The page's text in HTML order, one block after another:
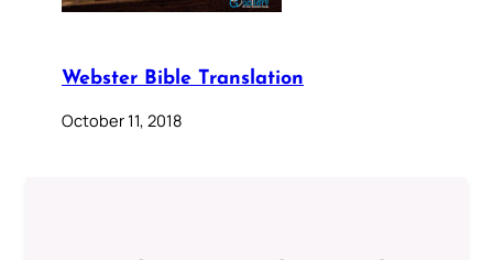
Webster Bible Translation
October 11, 2018